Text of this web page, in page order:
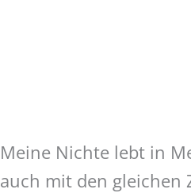
Meine Nichte lebt in
auch mit den gleichen